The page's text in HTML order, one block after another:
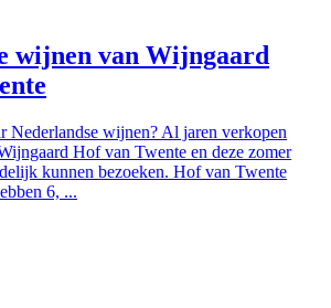
wijnen van Wijngaard
Nederlandse wijnen? Al jaren verkopen
Hof van Twente en deze zomer
kunnen bezoeken. Hof van Twente
6, ...